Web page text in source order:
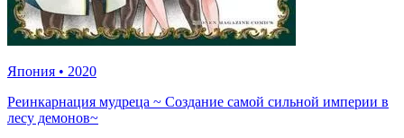
Япония • 2020
Реинкарнация мудреца ~ Создание самой сильной империи в
лесу демонов~